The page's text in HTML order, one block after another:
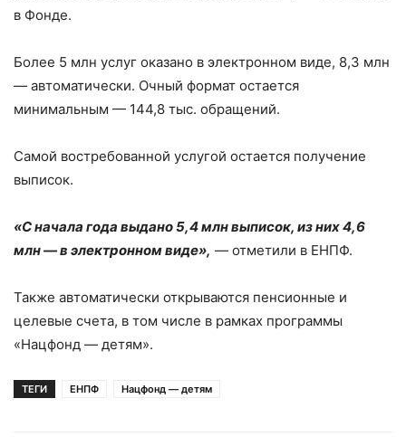
в Фонде.
Более 5 млн услуг оказано в электронном виде, 8,3 млн
— автоматически. Очный формат остается
минимальным — 144,8 тыс. обращений.
Самой востребованной услугой остается получение
выписок.
«С начала года выдано 5,4 млн выписок, из них 4,6
млн — в электронном виде», — отметили в ЕНПФ.
Также автоматически открываются пенсионные и
целевые счета, в том числе в рамках программы
«Нацфонд — детям».
ТЕГИ ЕНПФ Нацфонд — детям